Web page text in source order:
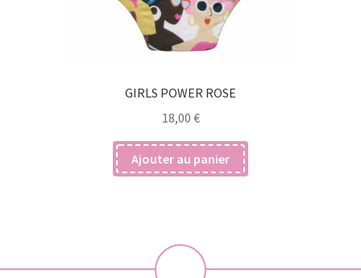
GIRLS POWER ROSE
18,00 €
Ajouter au panier